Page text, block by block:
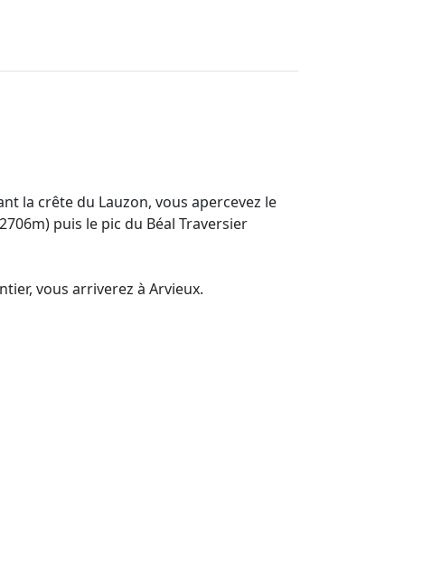
la crête du Lauzon, vous apercevez le
puis le pic du Béal Traversier
vous arriverez à Arvieux.